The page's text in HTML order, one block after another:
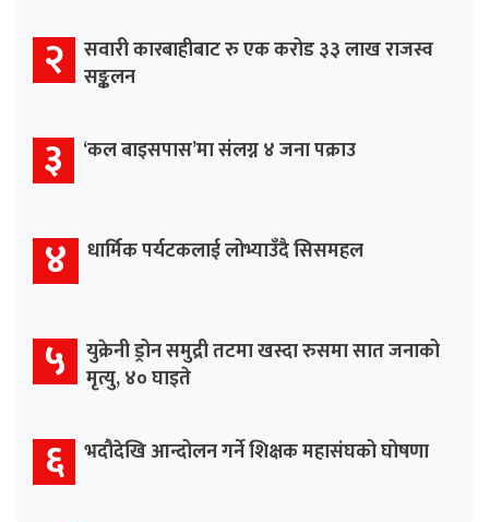
२ सवारी कारबाहीबाट रु एक करोड ३३ लाख राजस्व
सङ्कलन
३ ‘कल बाइसपास’मा संलग्न ४ जना पक्राउ
४ धार्मिक पर्यटकलाई लोभ्याउँदै सिसमहल
५ युक्रेनी ड्रोन समुद्री तटमा खस्दा रुसमा सात जनाको
मृत्यु, ४० घाइते
६ भदौदेखि आन्दोलन गर्ने शिक्षक महासंघको घोषणा